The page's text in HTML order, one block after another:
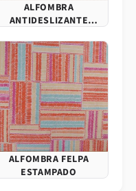
ALFOMBRA
ANTIDESLIZANTE
ALFOMBRA FELPA
ESTAMPADO